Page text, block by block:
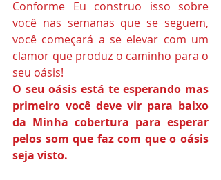
Conforme Eu construo isso sobre
você nas semanas que se seguem,
você começará a se elevar com um
clamor que produz o caminho para o
seu oásis!
O seu oásis está te esperando mas
primeiro você deve vir para baixo
da Minha cobertura para esperar
pelos som que faz com que o oásis
seja visto.